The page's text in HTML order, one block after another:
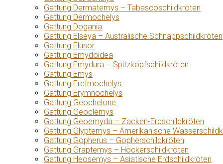
Gattung Dermatemys – Tabascoschildkröten
Gattung Dermochelys
Gattung Dogania
Gattung Elseya – Australische Schnappschildkröten
Gattung Elusor
Gattung Emydoidea
Gattung Emydura – Spitzkopfschildkröten
Gattung Emys
Gattung Eretmochelys
Gattung Erymnochelys
Gattung Geochelone
Gattung Geoclemys
Gattung Geoemyda – Zacken-Erdschildkröten
Gattung Glyptemys – Amerikanische
Gattung Gopherus – Gopherschildkröten
Gattung Graptemys – Höckerschildkröten
Gattung Heosemys – Asiatische Erdschildkröten